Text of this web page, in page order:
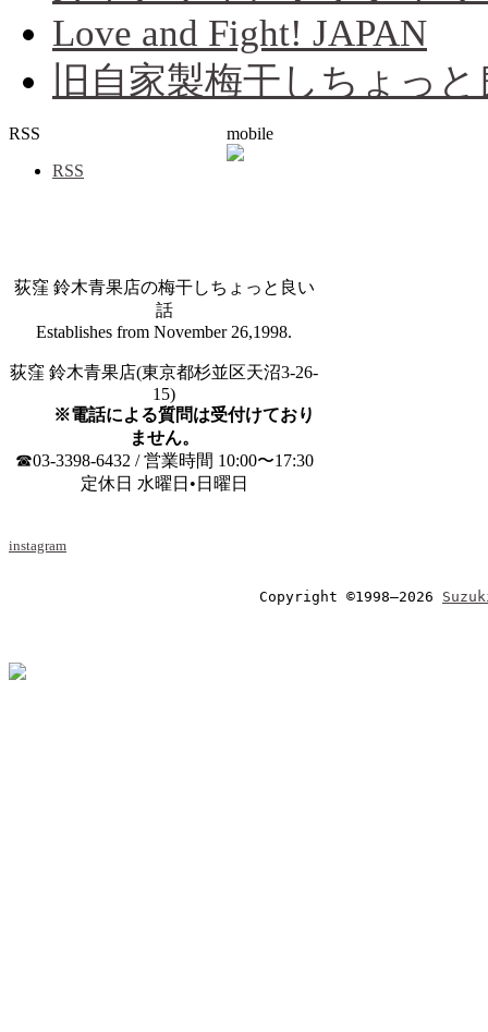
Love and Fight! JAPAN
旧自家製梅干しちょっ
RSS
RSS
mobile
荻窪 鈴木青果店の梅干しちょっと良い
話
Establishes from November 26,1998.
荻窪 鈴木青果店(東京都杉並区天沼3-26-
15)
※電話による質問は受付けており
ません。
☎03-3398-6432 / 営業時間 10:00〜17:30
定休日 水曜日•日曜日
instagram
Copyright ©1998–2026